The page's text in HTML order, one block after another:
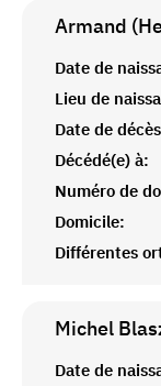
Armand
Date de
Lieu de
Date de
Décédé(e) à:
Numéro de
Domicile:
Différentes
Michel
Date de